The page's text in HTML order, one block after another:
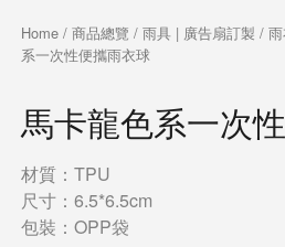
Home/ 商品總覽 / 雨具 | 廣告扇訂製 /
系一次性便攜雨衣球
馬卡龍色系一次
材質：TPU
尺寸：6.5*6.5cm
包裝：OPP袋